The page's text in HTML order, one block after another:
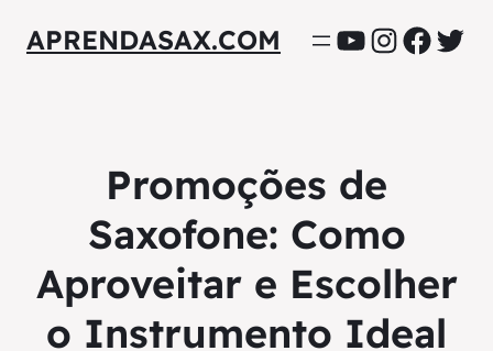
APRENDASAX.COM YouTube
Promoções de
Saxofone: Como
Aproveitar e Escolher
o Instrumento Ideal